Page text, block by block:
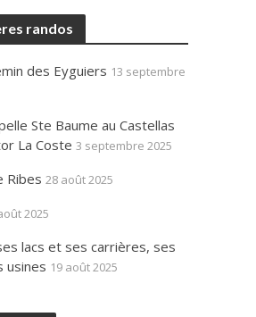
randos
des Eyguiers 13 septembre
Ste Baume au Castellas
La Coste 3 septembre 2025
Ribes 28 août 2025
2025
lacs et ses carrières, ses
usines 19 août 2025